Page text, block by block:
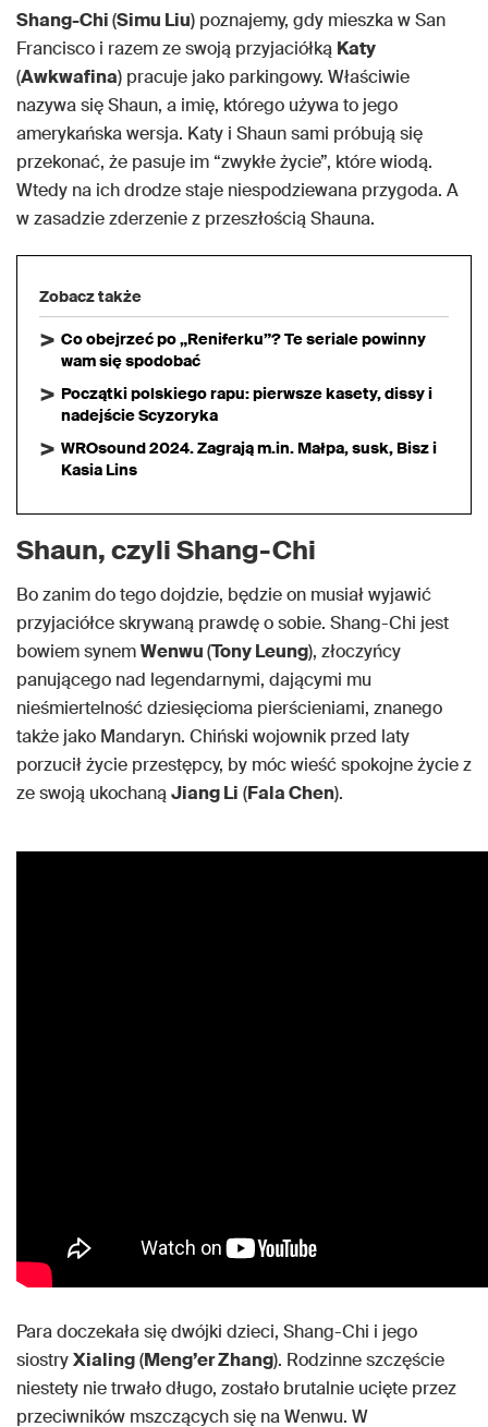
Shang-Chi(Simu Liu) poznajemy, gdy mieszka w San
Francisco i razem ze swoją przyjaciółką Katy
(Awkwafina) pracuje jako parkingowy. Właściwie
nazywa się Shaun, a imię, którego używa to jego
amerykańska wersja. Katy i Shaun sami próbują się
przekonać, że pasuje im “zwykłe życie”, które wiodą.
Wtedy na ich drodze staje niespodziewana przygoda. A
w zasadzie zderzenie z przeszłością Shauna.
Zobacz także
Co obejrzeć po „Reniferku”? Te seriale powinny
wam się spodobać
Początki polskiego rapu: pierwsze kasety, dissy i
nadejście Scyzoryka
WROsound 2024. Zagrają m.in. Małpa, susk, Bisz i
Kasia Lins
Shaun, czyli Shang-Chi
Bo zanim do tego dojdzie, będzie on musiał wyjawić
przyjaciółce skrywaną prawdę o sobie. Shang-Chi jest
bowiem synemWenwu(Tony Leung), złoczyńcy
panującego nad legendarnymi, dającymi mu
nieśmiertelność dziesięcioma pierścieniami, znanego
także jako Mandaryn. Chiński wojownik przed laty
porzucił życie przestępcy, by móc wieść spokojne życie z
ze swoją ukochanąJiang Li (Fala Chen).
Para doczekała się dwójki dzieci, Shang-Chi i jego
siostryXialing(Meng’er Zhang). Rodzinne szczęście
niestety nie trwało długo, zostało brutalnie ucięte przez
przeciwników mszczących się na Wenwu. W